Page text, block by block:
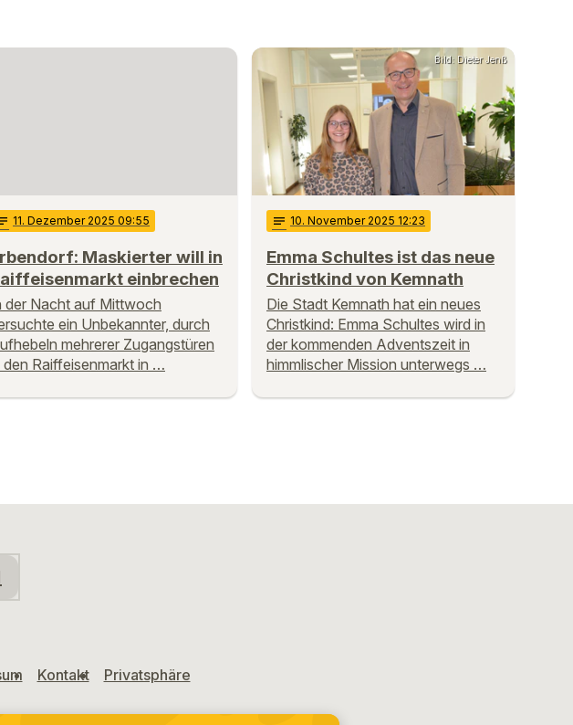
11. Dezember 2025 09:55
Maskierter will in
einbrechen
der Nacht auf Mittwoch
ein Unbekannter, durch
mehrerer Zugangstüren
den Raiffeisenmarkt in …
Bild: Dieter Jenß
notes 10. November 2025 12:23
Emma Schultes ist das neue
Christkind von Kemnath
Die Stadt Kemnath hat ein neues
Christkind: Emma Schultes wird in
der kommenden Adventszeit in
himmlischer Mission unterwegs …
Kontakt Privatsphäre